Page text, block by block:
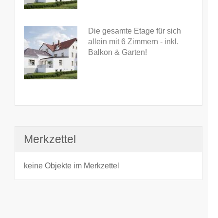
Die gesamte Etage für sich
allein mit 6 Zimmern - inkl.
Balkon & Garten!
Merkzettel
keine Objekte im Merkzettel